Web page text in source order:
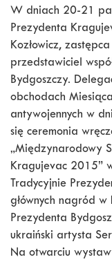
W dniach 20-21
Prezydenta
Kozłowicz,
przedstawiciel
Bydgoszczy.
obchodach
antywojennych w
się ceremonia
„Międzynarodowy
Kragujevac 2015”
Tradycyjnie
głównych nagród
Prezydenta
ukraiński artysta
Na otwarciu